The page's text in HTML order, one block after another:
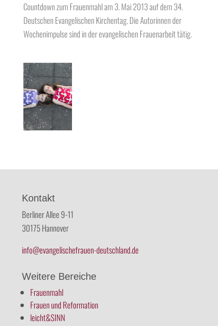
Countdown zum Frauenmahl am 3. Mai 2013 auf dem 34.
Deutschen Evangelischen Kirchentag. DieAutorinnender
Wochenimpulse sind in der evangelischen Frauenarbeit tätig.
Kontakt
Berliner Allee 9-11
30175 Hannover
info@evangelischefrauen-deutschland.de
Weitere Bereiche
Frauenmahl
Frauen und Reformation
leicht&SINN